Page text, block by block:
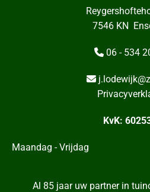
7546 KN
 06 - 534

KvK:
Maandag - Vrijdag
Al 85 jaar uw partner in